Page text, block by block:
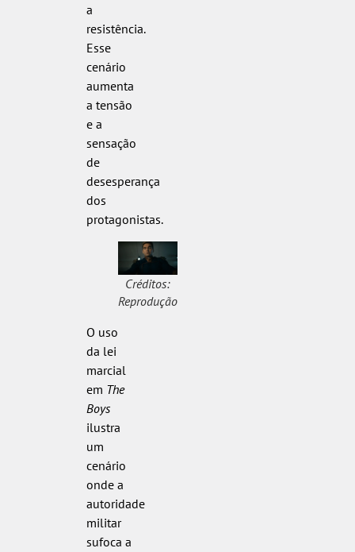
a
resistência.
Esse
cenário
aumenta
a tensão
e a
sensação
de
desesperança
dos
protagonistas.
Créditos:
Reprodução
O uso
da lei
marcial
em The
Boys
ilustra
um
cenário
onde a
autoridade
militar
sufoca a